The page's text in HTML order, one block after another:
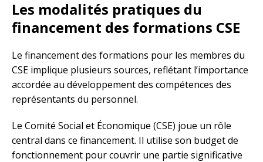
Les modalités pratiques du
financement des formations CSE
Le financement des formations pour les membres du
CSE implique plusieurs sources, reflétant l’importance
accordée au développement des compétences des
représentants du personnel.
Le Comité Social et Économique (CSE) joue un rôle
central dans ce financement. Il utilise son budget de
fonctionnement pour couvrir une partie significative